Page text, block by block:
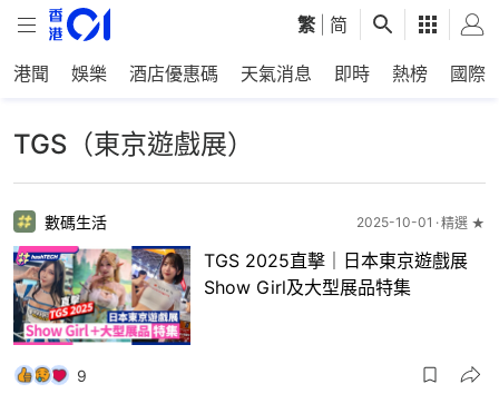
繁 简
港聞 娛樂 酒店優惠碼 天氣消息 即時 熱榜 國際
TGS（東京遊戲展）
數碼生活 2025-10-01 精選 ★
TGS 2025直擊｜日本東京遊戲展
Show Girl及大型展品特集
9